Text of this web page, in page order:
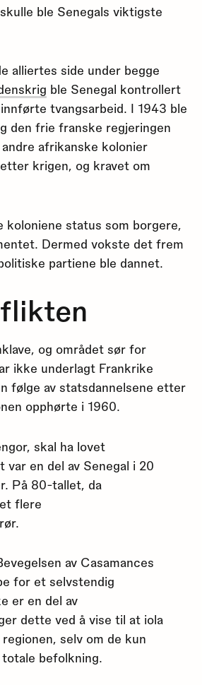
ble Senegals viktigste
alliertes side under begge
ble Senegal kontrollert
tvangsarbeid. I 1943 ble
den frie franske regjeringen
afrikanske kolonier
krigen, og kravet om
status som borgere,
Dermed vokste det frem
partiene ble dannet.
og området sør for
ikke underlagt Frankrike
følge av statsdannelsene etter
opphørte i 1960.
skal ha lovet
en del av Senegal i 20
På 80-tallet, da
flere
av Casamances
for et selvstendig
er en del av
dette ved å vise til at iola
selv om de kun
befolkning.